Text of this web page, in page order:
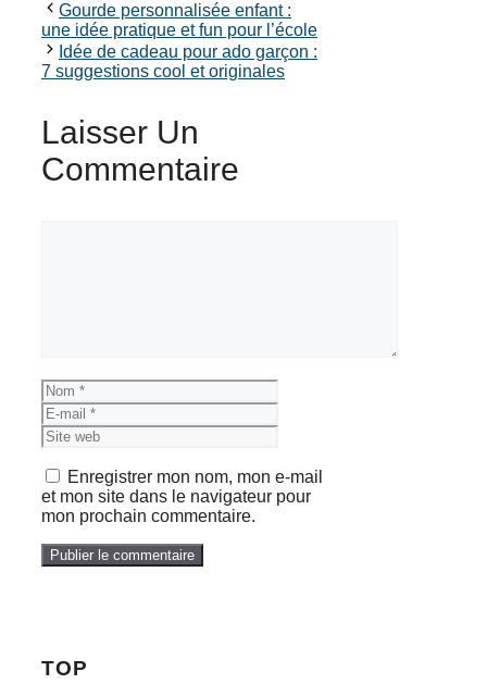
Gourde personnalisée enfant :
une idée pratique et fun pour l’école
Idée de cadeau pour ado garçon :
7 suggestions cool et originales
Laisser Un
Commentaire
Nom
mail
web
Enregistrer mon nom, mon e-mail
et mon site dans le navigateur pour
mon prochain commentaire.
TOP